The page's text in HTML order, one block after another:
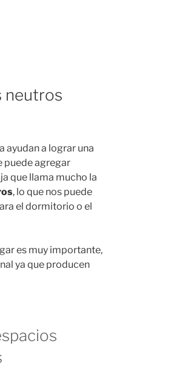
neutros
ayudan a lograr una
puede agregar
que llama mucho la
, lo que nos puede
el dormitorio o el
es muy importante,
ya que producen